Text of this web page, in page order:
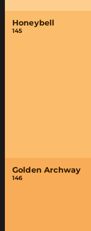
Honeybell
145
Golden Archway
146